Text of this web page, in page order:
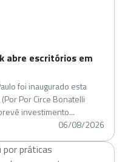
abre escritórios em
foi inaugurado esta
Por Circe Bonatelli
investimento...
06/08/2026